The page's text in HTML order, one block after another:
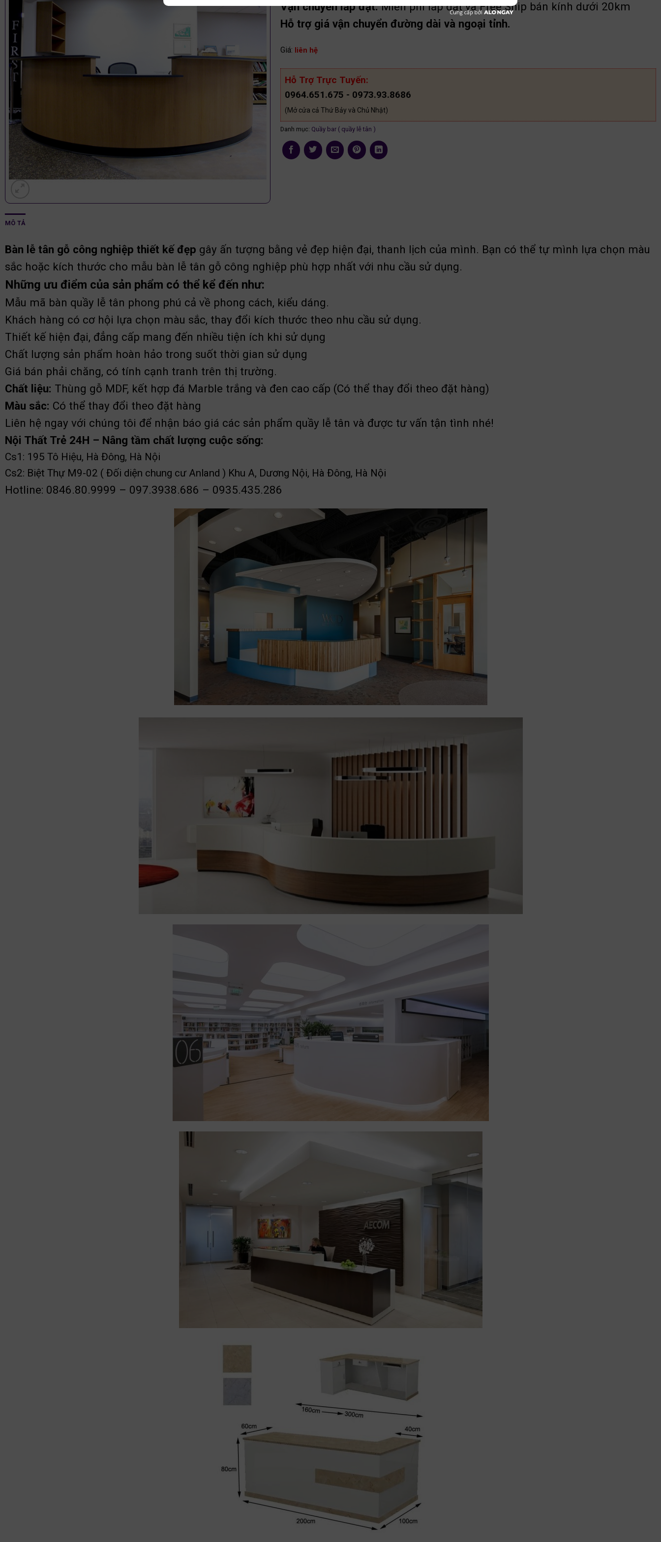
Vận chuyển lắp đặt:Miễn phí lắp đặt và Free Ship bán kính dưới 20km
Hỗ trợ giá vận chuyển đường dài và ngoại tỉnh.
Giá: liên hệ
Hỗ Trợ Trực Tuyến:
0964.651.675 - 0973.93.8686
(Mở cửa cả Thứ Bảy và Chủ Nhật)
Danh mục: Quầy bar ( quầy lễ tân )
MÔ TẢ
Bàn lễ tân gỗ công nghiệp thiết kế đẹp gây ấn tượng bằng vẻ đẹp hiện đại, thanh lịch của mình. Bạn có thể tự mình lựa chọn màu
sắc hoặc kích thước cho mẫu bàn lễ tân gỗ công nghiệp phù hợp nhất với nhu cầu sử dụng.
Những ưu điểm của sản phẩm có thể kể đến như:
Mẫu mã bàn quầy lễ tân phong phú cả về phong cách, kiểu dáng.
Khách hàng có cơ hội lựa chọn màu sắc, thay đổi kích thước theo nhu cầu sử dụng.
Thiết kế hiện đại, đẳng cấp mang đến nhiều tiện ích khi sử dụng
Chất lượng sản phẩm hoàn hảo trong suốt thời gian sử dụng
Giá bán phải chăng, có tính cạnh tranh trên thị trường.
Chất liệu: Thùng gỗ MDF, kết hợp đá Marble trắng và đen cao cấp (Có thể thay đổi theo đặt hàng)
Màu sắc: Có thể thay đổi theo đặt hàng
Liên hệ ngay với chúng tôi để nhận báo giá các sản phẩm quầy lễ tân và được tư vấn tận tình nhé!
Nội Thất Trẻ 24H – Nâng tầm chất lượng cuộc sống:
Cs1: 195 Tô Hiệu, Hà Đông, Hà Nội
Cs2: Biệt Thự M9-02 ( Đối diện chung cư Anland ) Khu A, Dương Nội, Hà Đông, Hà Nội
Hotline: 0846.80.9999 – 097.3938.686 – 0935.435.286